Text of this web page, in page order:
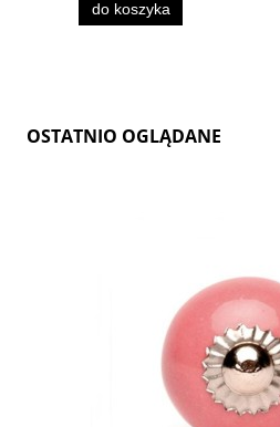
do koszyka
OSTATNIO OGLĄDANE